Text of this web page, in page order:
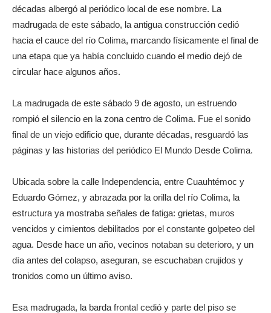
décadas albergó al periódico local de ese nombre. La
madrugada de este sábado, la antigua construcción cedió
hacia el cauce del río Colima, marcando físicamente el final de
una etapa que ya había concluido cuando el medio dejó de
circular hace algunos años.
La madrugada de este sábado 9 de agosto, un estruendo
rompió el silencio en la zona centro de Colima. Fue el sonido
final de un viejo edificio que, durante décadas, resguardó las
páginas y las historias del periódico El Mundo Desde Colima.
Ubicada sobre la calle Independencia, entre Cuauhtémoc y
Eduardo Gómez, y abrazada por la orilla del río Colima, la
estructura ya mostraba señales de fatiga: grietas, muros
vencidos y cimientos debilitados por el constante golpeteo del
agua. Desde hace un año, vecinos notaban su deterioro, y un
día antes del colapso, aseguran, se escuchaban crujidos y
tronidos como un último aviso.
Esa madrugada, la barda frontal cedió y parte del piso se